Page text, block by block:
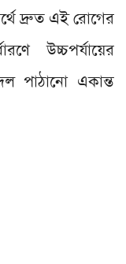
দ্রুত এই রোগের
উচ্চপর্যায়ের
পাঠানো একান্ত